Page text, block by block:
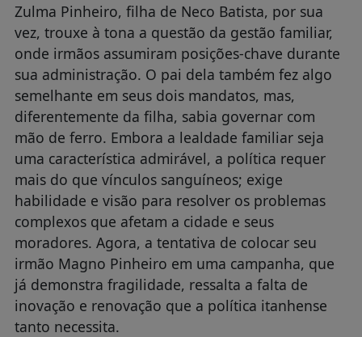
Zulma Pinheiro, filha de Neco Batista, por sua
vez, trouxe à tona a questão da gestão familiar,
onde irmãos assumiram posições-chave durante
sua administração. O pai dela também fez algo
semelhante em seus dois mandatos, mas,
diferentemente da filha, sabia governar com
mão de ferro. Embora a lealdade familiar seja
uma característica admirável, a política requer
mais do que vínculos sanguíneos; exige
habilidade e visão para resolver os problemas
complexos que afetam a cidade e seus
moradores. Agora, a tentativa de colocar seu
irmão Magno Pinheiro em uma campanha, que
já demonstra fragilidade, ressalta a falta de
inovação e renovação que a política itanhense
tanto necessita.